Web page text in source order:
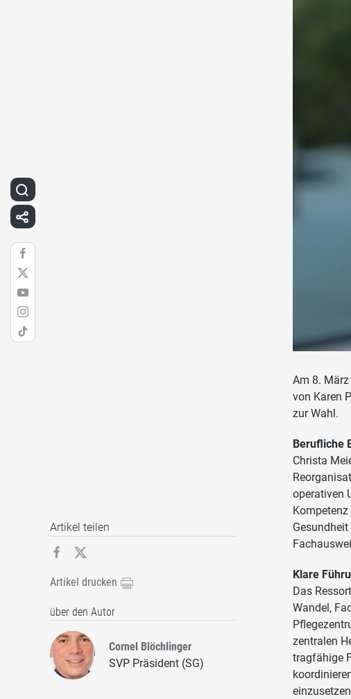
Am 8.
von Karen
zur Wahl.
Berufliche
Christa
operativen
Klare
Das
Wandel,
zentralen
tragfähige
Artikel teilen
Artikel drucken
über den Autor
Cornel Blöchlinger
SVP Präsident (SG)